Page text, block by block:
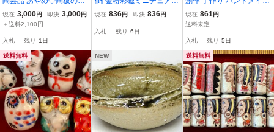
いたて◇手工芸作家物◇
大物
現在 3,000円 即決 3,000円
＋送料2,100円
入札 - 残り 1日
ールド - 6個で1単位 干支
馬俑風馬模様金粉縁取り
ア 趣味
現在 836円 即決 836円
入札 - 残り 6日
ハンドクラフト 手工芸 K
umiko. T銘 お花 生け花 活
絵タイル アートタイル イ
ンテリア
現在 861 円
送料未定
入札 - 残り 5日
送料無料 NEW 送料無料